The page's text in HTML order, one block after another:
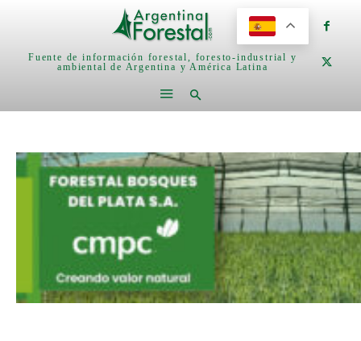
Fuente de información forestal, foresto-industrial y
ambiental de Argentina y América Latina